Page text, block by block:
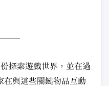
探索遊戲世界，並在過
在與這些關鍵物品互動